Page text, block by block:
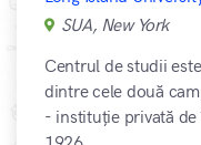
SUA, New York
Centrul de studii
dintre cele două
- instituție privată